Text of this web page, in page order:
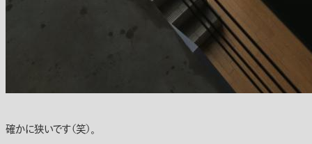
確かに狭いです（笑）。